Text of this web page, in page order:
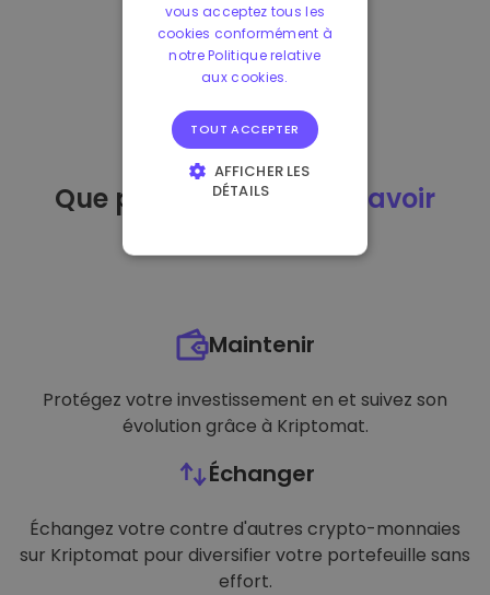
Que puis-je faire
après avoir
Maintenir
Protégez votre investissement en et suivez son
évolution grâce à Kriptomat.
Échanger
Échangez votre contre d'autres crypto-monnaies
sur Kriptomat pour diversifier votre portefeuille sans
effort.
vous acceptez tous les
cookies conformément à
notre Politique relative
aux cookies.
TOUT ACCEPTER
AFFICHER LES
DÉTAILS
FONCTIONNALITÉ